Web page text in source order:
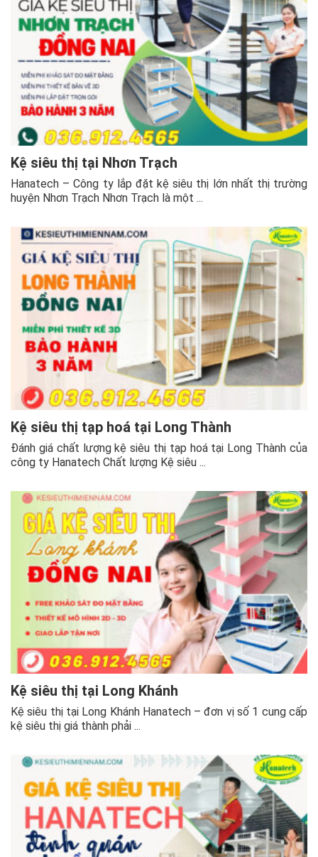
Kệ siêu thị tại Nhơn Trạch
Hanatech – Công ty lắp đặt kệ siêu thị lớn nhất thị trường
huyện Nhơn Trạch Nhơn Trạch là một ...
Kệ siêu thị tạp hoá tại Long Thành
Đánh giá chất lượng kệ siêu thị tạp hoá tại Long Thành của
công ty Hanatech Chất lượng Kệ siêu ...
Kệ siêu thị tại Long Khánh
Kệ siêu thị tại Long Khánh Hanatech – đơn vị số 1 cung cấp
kệ siêu thị giá thành phải ...